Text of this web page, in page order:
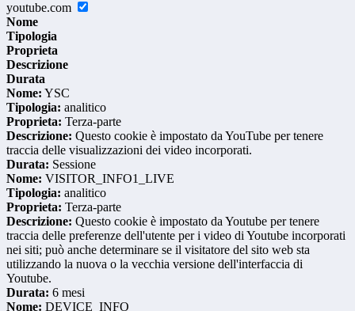
youtube.com
Nome
Tipologia
Proprieta
Descrizione
Durata
Nome: YSC
Tipologia: analitico
Proprieta: Terza-parte
Descrizione: Questo cookie è impostato da YouTube per tenere
traccia delle visualizzazioni dei video incorporati.
Durata: Sessione
Nome: VISITOR_INFO1_LIVE
Tipologia: analitico
Proprieta: Terza-parte
Descrizione: Questo cookie è impostato da Youtube per tenere
traccia delle preferenze dell'utente per i video di Youtube incorporati
nei siti; può anche determinare se il visitatore del sito web sta
utilizzando la nuova o la vecchia versione dell'interfaccia di
Youtube.
Durata: 6 mesi
Nome: DEVICE_INFO